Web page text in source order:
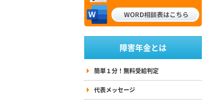
障害年金とは
簡単１分！無料受給判定
代表メッセージ